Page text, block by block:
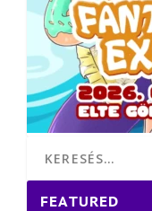
FEATURED